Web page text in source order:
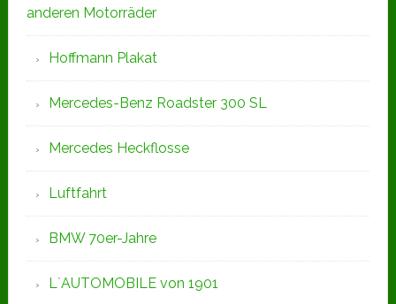
anderen Motorräder
Hoffmann Plakat
Mercedes-Benz Roadster 300 SL
Mercedes Heckflosse
Luftfahrt
BMW 70er-Jahre
L`AUTOMOBILE von 1901